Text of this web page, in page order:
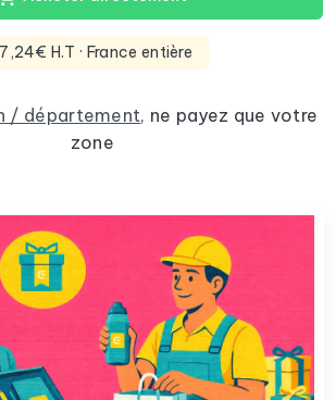
H.T · France entière
/ département, ne payez que votre
zone